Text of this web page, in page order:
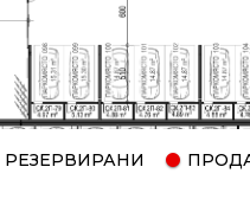
РЕЗЕРВИРАНИ